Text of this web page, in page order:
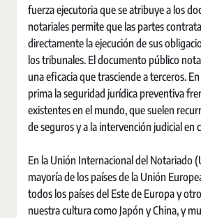
fuerza ejecutoria que se atribuye a los
notariales permite que las partes
directamente la ejecución de sus
los tribunales. El documento público
una eficacia que trasciende a terceros.
prima la seguridad jurídica preventiva
existentes en el mundo, que suelen
de seguros y a la intervención judicial en
En la Unión Internacional del Notariado
mayoría de los países de la Unión
todos los países del Este de Europa y
nuestra cultura como Japón y China, y